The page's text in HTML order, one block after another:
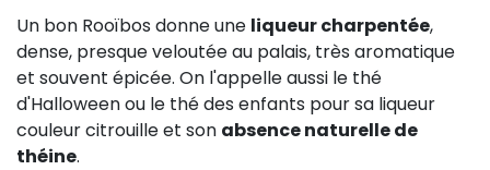
Un bon Rooïbos donne une liqueur charpentée,
dense, presque veloutée au palais, très aromatique
et souvent épicée. On l'appelle aussi le thé
d'Halloween ou le thé des enfants pour sa liqueur
couleur citrouille et son absence naturelle de
théine.